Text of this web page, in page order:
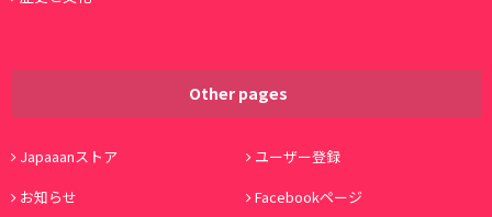
Other pages
Japaaanストア
ユーザー登録
お知らせ
Facebookページ